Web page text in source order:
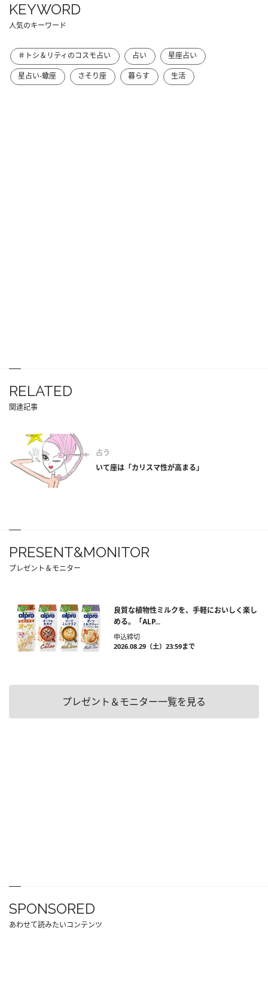
KEYWORD
人気のキーワード
＃トシ＆リティのコスモ占い 占い
星座占い
星占い-蠍座
さそり座 暮らす 生活
RELATED
関連記事
占う
いて座は「カリスマ性が高まる」
PRESENT&MONITOR
プレゼント＆モニター
良質な植物性ミルクを、手軽においしく楽し
める。「ALP...
申込締切
2026.08.29（土）23:59まで
プレゼント＆モニター一覧を見る
SPONSORED
あわせて読みたいコンテンツ